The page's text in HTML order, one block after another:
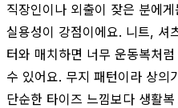
직장인이나 외출이 잦은 분에
실용성이 강점이에요. 니트, 셔
터와 매치하면 너무 운동복처
수 있어요. 무지 패턴이라 상의
단순한 타이즈 느낌보다 생활